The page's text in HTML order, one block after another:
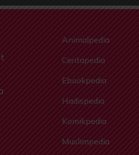
Animalpedia
Ceritapedia
Ebookpedia
Hadispedia
Komikpedia
Muslimpedia